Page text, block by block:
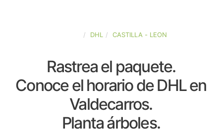
DHL CASTILLA - LEON
Rastrea el paquete.
Conoce el horario de DHL en
Valdecarros.
Planta árboles.